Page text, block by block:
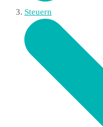
Steuern